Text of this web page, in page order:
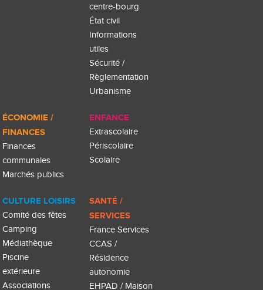
centre-bourg
État civil
Informations
utiles
Sécurité /
Règlementation
Urbanisme
ÉCONOMIE /
FINANCES
Finances
communales
Marchés publics
ENFANCE
Extrascolaire
Périscolaire
Scolaire
CULTURE LOISIRS
Comité des fêtes
Camping
Médiathèque
Piscine
extérieure
Associations
SANTÉ /
SERVICES
France Services
CCAS /
Résidence
autonomie
EHPAD / Maison